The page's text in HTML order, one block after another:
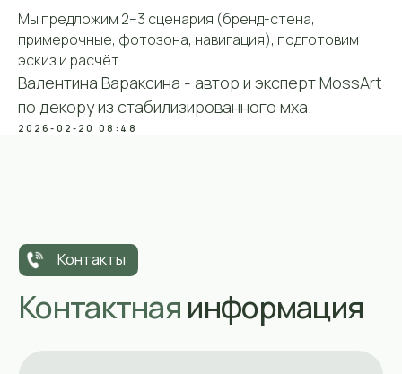
Мы предложим 2–3 сценария (бренд-стена,
примерочные, фотозона, навигация), подготовим
эскиз и расчёт.
Валентина Вараксина - автор и эксперт MossArt
по декору из стабилизированного мха.
2026-02-20 08:48
ИНН 434585388811
Политика конфиденциальности
Согласие на обработку данных
Политика cookie-файлов